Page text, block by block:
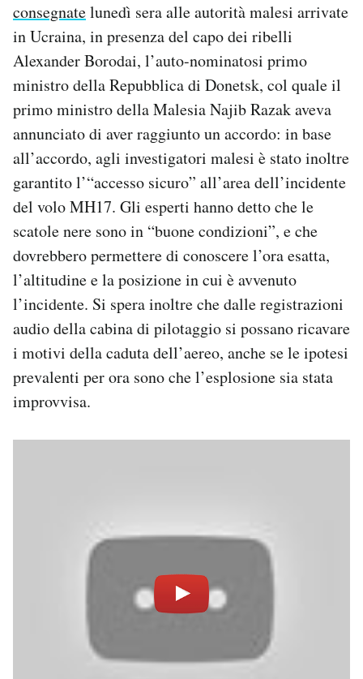
consegnatelunedì sera alle autorità malesi arrivate
in Ucraina, in presenza del capo dei ribelli
Alexander Borodai, l’auto-nominatosi primo
ministro della Repubblica di Donetsk, col quale il
primo ministro della Malesia Najib Razak aveva
annunciato di aver raggiunto un accordo: in base
all’accordo, agli investigatori malesi è stato inoltre
garantito l’“accesso sicuro” all’area dell’incidente
del volo MH17. Gli esperti hanno detto che le
scatole nere sono in “buone condizioni”, e che
dovrebbero permettere di conoscere l’ora esatta,
l’altitudine e la posizione in cui è avvenuto
l’incidente. Si spera inoltre che dalle registrazioni
audio della cabina di pilotaggio si possano ricavare
i motivi della caduta dell’aereo, anche se le ipotesi
prevalenti per ora sono che l’esplosione sia stata
improvvisa.